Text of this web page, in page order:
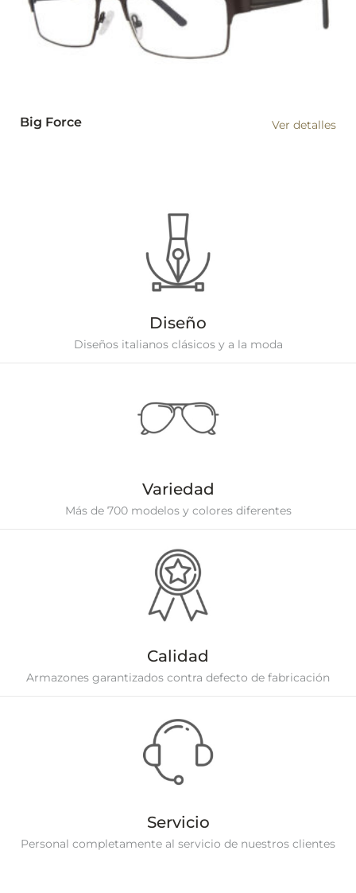
Big Force Ver detalles
Diseño
Diseños italianos clásicos y a la moda
Variedad
Más de 700 modelos y colores diferentes
Calidad
Armazones garantizados contra defecto de fabricación
Servicio
Personal completamente al servicio de nuestros clientes